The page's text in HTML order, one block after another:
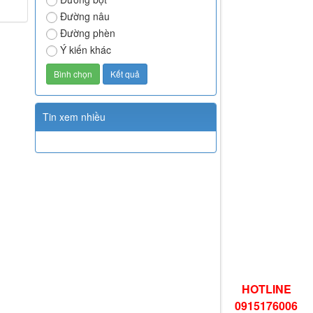
Đường nâu
Đường phèn
Ý kiến khác
Tin xem nhiều
HOTLINE
0915176006